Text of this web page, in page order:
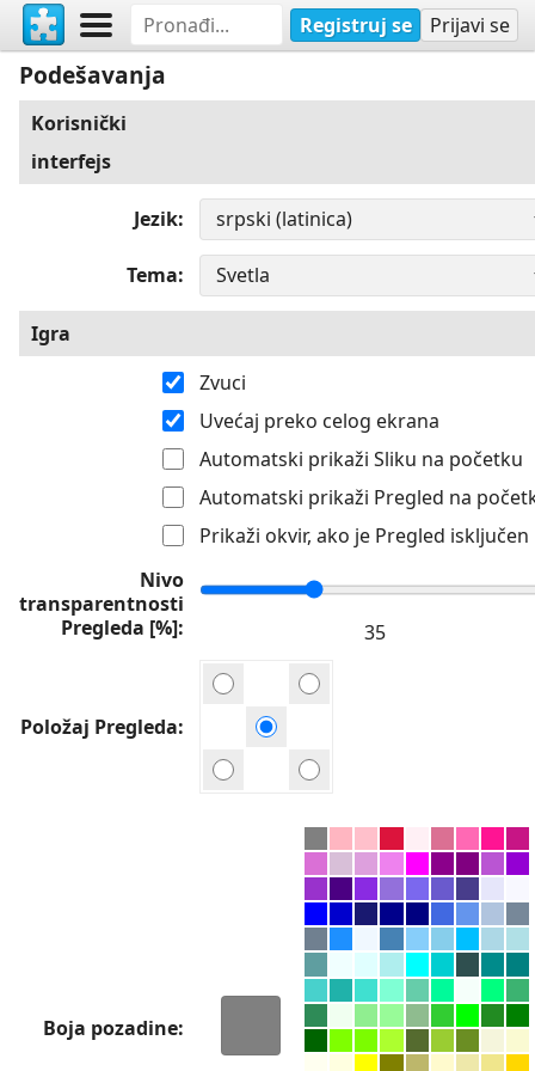
Registruj se Prijavi se
Podešavanja
Korisnički
interfejs
Jezik
Tema
Igra
Zvuci
Uvećaj preko celog ekrana
Automatski prikaži Sliku na početku
Automatski prikaži Pregled na
Prikaži okvir, ako je Pregled isključen
Nivo
transparentnosti
Pregleda [%]
Položaj Pregleda
Boja pozadine